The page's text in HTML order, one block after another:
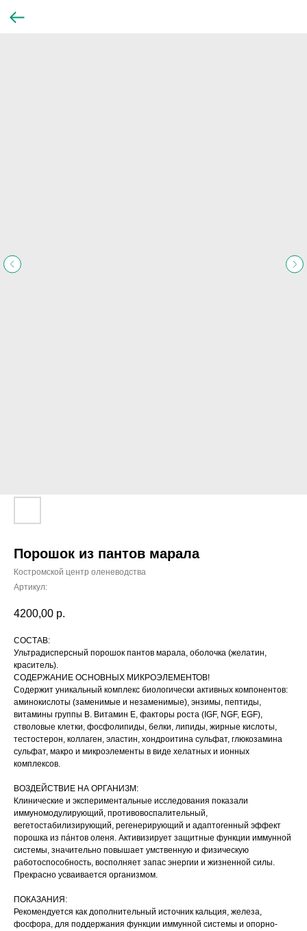
Порошок из пантов марала
Костромской центр оленеводства
Артикул:
4200,00 р.
СОСТАВ:
Ультрадисперсный порошок пантов марала, оболочка (желатин,
краситель).
СОДЕРЖАНИЕ ОСНОВНЫХ МИКРОЭЛЕМЕНТОВ!
Содержит уникальный комплекс биологически активных компонентов:
аминокислоты (заменимые и незаменимые), энзимы, пептиды,
витамины группы В. Витамин Е, факторы роста (IGF, NGF, EGF),
стволовые клетки, фосфолипиды, белки, липиды, жирные кислоты,
тестостерон, коллаген, эластин, хондроитина сульфат, глюкозамина
сульфат, макро и микроэлементы в виде хелатных и ионных
комплексов.
ВОЗДЕЙСТВИЕ НА ОРГАНИЗМ:
Клинические и экспериментальные исследования показали
иммуномодулирующий, противовоспалительный,
вегетостабилизирующий, регенерирующий и адаптогенный эффект
порошка из пáнтов оленя. Активизирует защитные функции иммунной
системы, значительно повышает умственную и физическую
работоспособность, восполняет запас энергии и жизненной силы.
Прекрасно усваивается организмом.
ПОКАЗАНИЯ:
Рекомендуется как дополнительный источник кальция, железа,
фосфора, для поддержания функции иммунной системы и опорно-